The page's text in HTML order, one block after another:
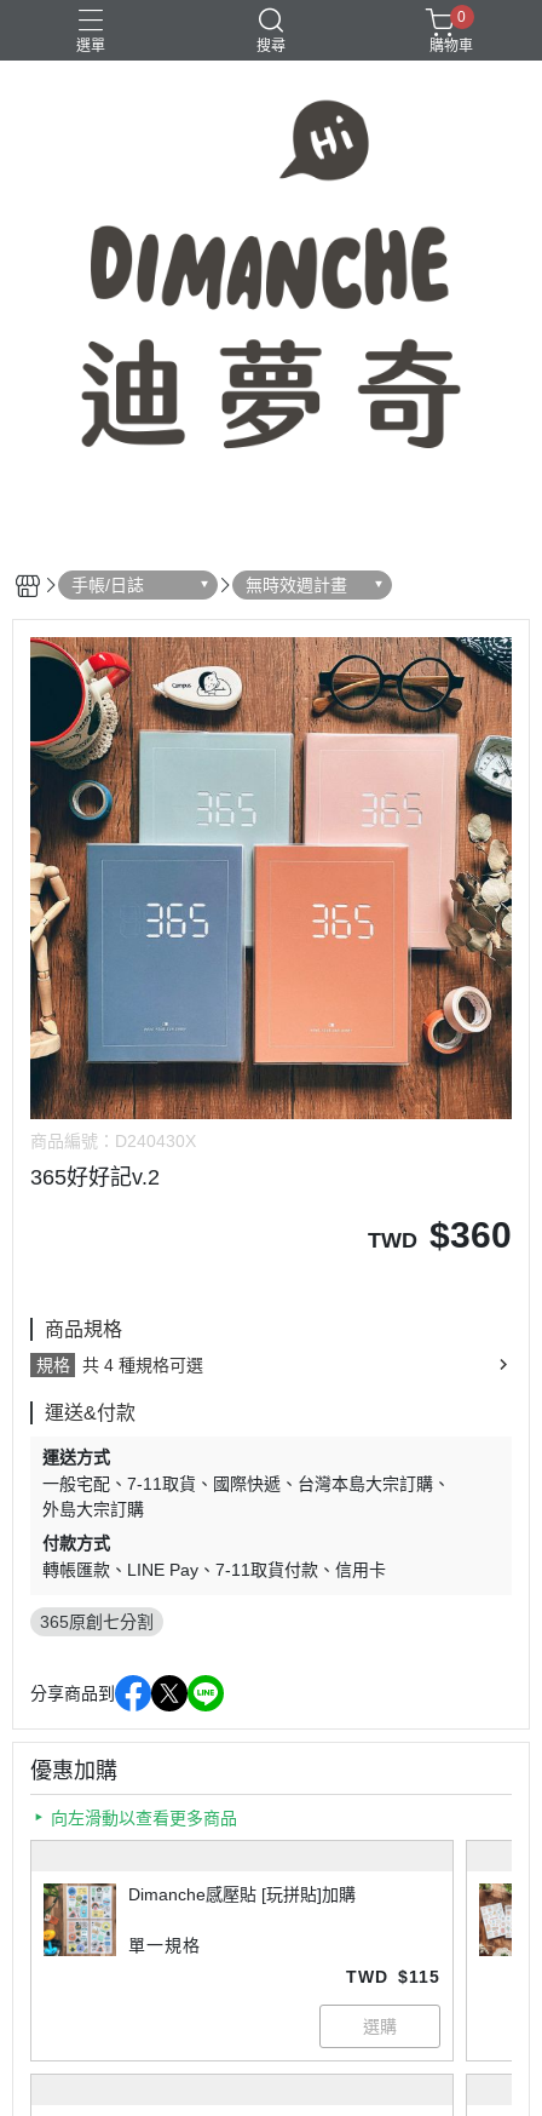
選單 搜尋
學生必備 時間軸
0
購物車
手帳/日誌 無時效週計畫
商品編號： D240430X
365好好記v.2
TWD $360
商品規格
規格 共 4 種規格可選
運送&付款
運送方式
一般宅配
7-11取貨 國際快遞
台灣本島大宗訂購
外島大宗訂購
付款方式
轉帳匯款
LINE Pay 7-11取貨付款 信用卡
365原創七分割
分享商品到
優惠加購
向左滑動以查看更多商品
Dimanche感壓貼 [玩拼貼]加購
單一規格
TWD $115